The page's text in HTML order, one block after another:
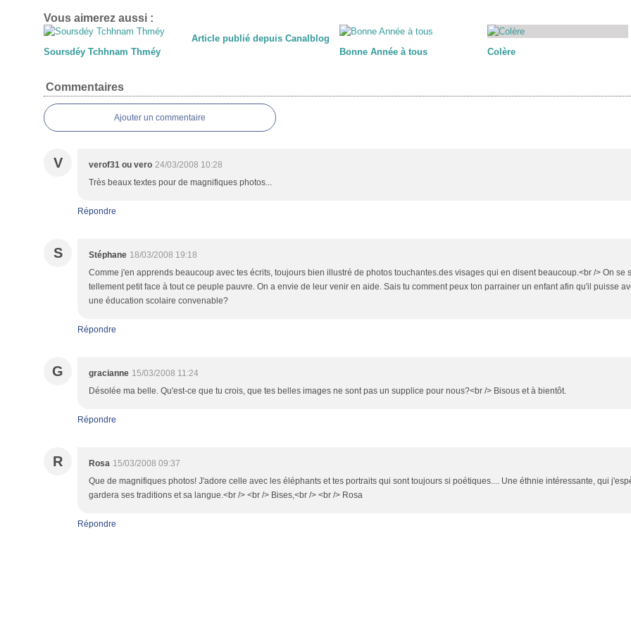
Vous aimerez aussi :
Soursdéy Tchhnam Thméy
Article publié depuis Canalblog
Bonne Année à tous
Colère
Commentaires
Ajouter un commentaire
V verof31 ou vero 24/03/2008 10:28
Très beaux textes pour de magnifiques photos...
Répondre
S Stéphane 18/03/2008 19:18
Comme j'en apprends beaucoup avec tes écrits, toujours bien illustré de photos touchantes.des visages qui en disent beaucoup.<br /> On se
tellement petit face à tout ce peuple pauvre. On a envie de leur venir en aide. Sais tu comment peux ton parrainer un enfant afin qu'il puisse
une éducation scolaire convenable?
Répondre
G gracianne 15/03/2008 11:24
Désolée ma belle. Qu'est-ce que tu crois, que tes belles images ne sont pas un supplice pour nous?<br /> Bisous et à bientôt.
Répondre
R Rosa 15/03/2008 09:37
Que de magnifiques photos! J'adore celle avec les éléphants et tes portraits qui sont toujours si poétiques.... Une éthnie intéressante, qui
gardera ses traditions et sa langue.<br /> <br /> Bises,<br /> <br /> Rosa
Répondre